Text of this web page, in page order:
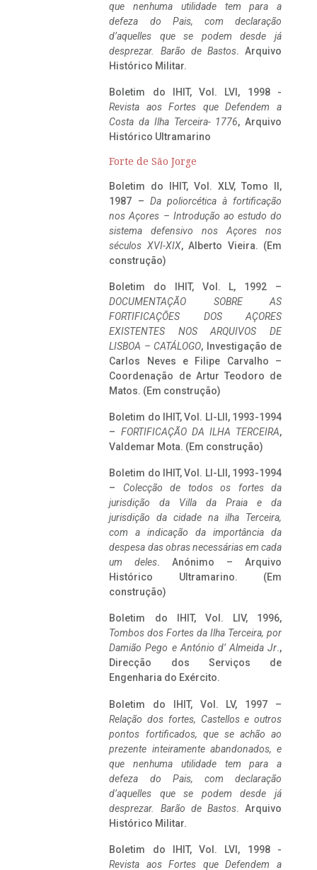
que nenhuma utilidade tem para a
defeza do Pais, com declaração
d’aquelles que se podem desde já
desprezar. Barão de Bastos. Arquivo
Histórico Militar.
Boletim do IHIT, Vol. LVI, 1998 -
Revista aos Fortes que Defendem a
Costa da Ilha Terceira- 1776, Arquivo
Histórico Ultramarino
Forte de São Jorge
Boletim do IHIT, Vol. XLV, Tomo II,
1987 – Da poliorcética à fortificação
nos Açores – Introdução ao estudo do
sistema defensivo nos Açores nos
séculos XVI-XIX, Alberto Vieira. (Em
construção)
Boletim do IHIT, Vol. L, 1992 –
DOCUMENTAÇÃO SOBRE AS
FORTIFICAÇÕES DOS AÇORES
EXISTENTES NOS ARQUIVOS DE
LISBOA – CATÁLOGO, Investigação de
Carlos Neves e Filipe Carvalho –
Coordenação de Artur Teodoro de
Matos. (Em construção)
Boletim do IHIT, Vol. LI-LII, 1993-1994
– FORTIFICAÇÃO DA ILHA TERCEIRA,
Valdemar Mota. (Em construção)
Boletim do IHIT, Vol. LI-LII, 1993-1994
– Colecção de todos os fortes da
jurisdição da Villa da Praia e da
jurisdição da cidade na ilha Terceira,
com a indicação da importância da
despesa das obras necessárias em cada
um deles. Anónimo – Arquivo
Histórico Ultramarino. (Em
construção)
Boletim do IHIT, Vol. LIV, 1996,
Tombos dos Fortes da Ilha Terceira, por
Damião Pego e António d’ Almeida Jr.,
Direcção dos Serviços de
Engenharia do Exército.
Boletim do IHIT, Vol. LV, 1997 –
Relação dos fortes, Castellos e outros
pontos fortificados, que se achão ao
prezente inteiramente abandonados, e
que nenhuma utilidade tem para a
defeza do Pais, com declaração
d’aquelles que se podem desde já
desprezar. Barão de Bastos. Arquivo
Histórico Militar.
Boletim do IHIT, Vol. LVI, 1998 -
Revista aos Fortes que Defendem a